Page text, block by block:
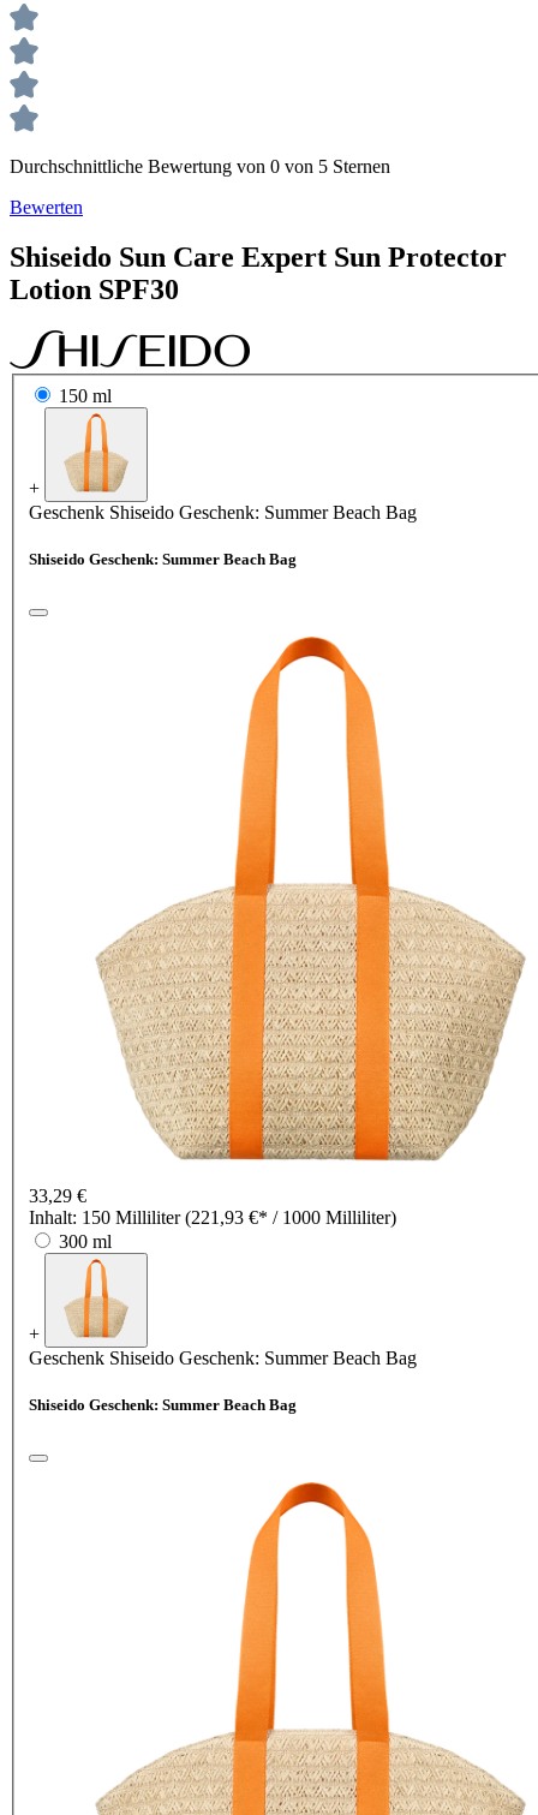
Durchschnittliche Bewertung von 0 von 5 Sternen
Bewerten
Shiseido Sun Care Expert Sun Protector
Lotion SPF30
150 ml
+
Geschenk Shiseido Geschenk: Summer Beach Bag
Shiseido Geschenk: Summer Beach Bag
33,29 €
Inhalt: 150 Milliliter(221,93 €* / 1000 Milliliter)
300 ml
+
Geschenk Shiseido Geschenk: Summer Beach Bag
Shiseido Geschenk: Summer Beach Bag